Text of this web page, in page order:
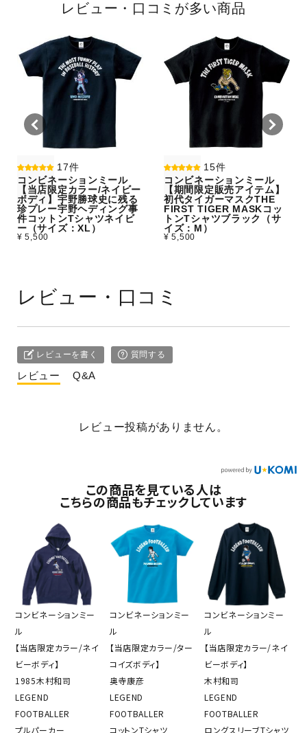
レビュー・口コミが多い商品
17件
コンビネーションミール
【当店限定カラー/ネイビー
ボディ】宇野勝球史に残る
珍プレー宇野ヘディング事
件コットンTシャツネイビ
ー（サイズ：XL）
¥ 5,500
15件
コンビネーションミール
【期間限定販売アイテム】
初代タイガーマスクTHE
FIRST TIGER MASKコッ
トンTシャツブラック（サ
イズ：M）
¥ 5,500
レビュー・口コミ
レビューを書く 質問する
レビュー Q&A
レビュー投稿がありません。
この商品を見ている人は
こちらの商品もチェックしています
コンビネーションミー
ル
【当店限定カラー/ネイ
ビーボディ】
1985木村和司
LEGEND
FOOTBALLER
プルパーカー
コンビネーションミー
ル
【当店限定カラー/ター
コイズボディ】
奥寺康彦
LEGEND
FOOTBALLER
コットンTシャツ
コンビネーションミー
ル
【当店限定カラー/ネイ
ビーボディ】
木村和司
LEGEND
FOOTBALLER
ロングスリーブTシャツ